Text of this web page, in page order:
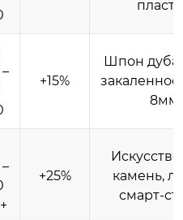
+15%
Шпон дуба/
закаленное
8мм
+25%
камень,
смарт-